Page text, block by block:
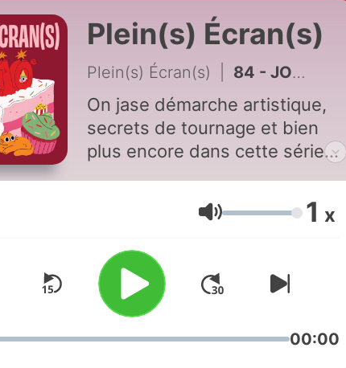
Plein(s) Écran(s)
Plein(s) Écran(s) 84 - JOUR 9 &#8211; ÉDITION 10
On jase démarche artistique,
secrets de tournage et bien
plus encore dans cette série
cinéastes du festival préféré
du web! Animés par Alex
des plus décontractée :)
Volumen 1 x
00:00